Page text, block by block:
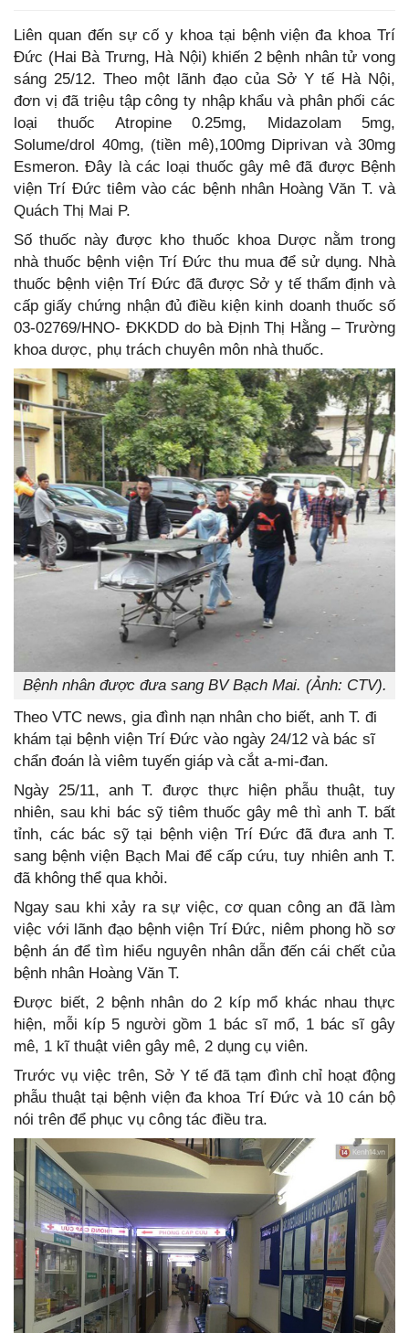
Liên quan đến sự cố y khoa tại bệnh viện đa khoa Trí
Đức (Hai Bà Trưng, Hà Nội) khiến 2 bệnh nhân tử vong
sáng 25/12. Theo một lãnh đạo của Sở Y tế Hà Nội,
đơn vị đã triệu tập công ty nhập khẩu và phân phối các
loại thuốc Atropine 0.25mg, Midazolam 5mg,
Solume/drol 40mg, (tiền mê),100mg Diprivan và 30mg
Esmeron. Đây là các loại thuốc gây mê đã được Bệnh
viện Trí Đức tiêm vào các bệnh nhân Hoàng Văn T. và
Quách Thị Mai P.
Số thuốc này được kho thuốc khoa Dược nằm trong
nhà thuốc bệnh viện Trí Đức thu mua để sử dụng. Nhà
thuốc bệnh viện Trí Đức đã được Sở y tế thẩm định và
cấp giấy chứng nhận đủ điều kiện kinh doanh thuốc số
03-02769/HNO- ĐKKDD do bà Định Thị Hằng – Trường
khoa dược, phụ trách chuyên môn nhà thuốc.
Bệnh nhân được đưa sang BV Bạch Mai. (Ảnh: CTV).
Theo VTC news, gia đình nạn nhân cho biết, anh T. đi
khám tại bệnh viện Trí Đức vào ngày 24/12 và bác sĩ
chẩn đoán là viêm tuyến giáp và cắt a-mi-đan.
Ngày 25/11, anh T. được thực hiện phẫu thuật, tuy
nhiên, sau khi bác sỹ tiêm thuốc gây mê thì anh T. bất
tỉnh, các bác sỹ tại bệnh viện Trí Đức đã đưa anh T.
sang bệnh viện Bạch Mai để cấp cứu, tuy nhiên anh T.
đã không thể qua khỏi.
Ngay sau khi xảy ra sự việc, cơ quan công an đã làm
việc với lãnh đạo bệnh viện Trí Đức, niêm phong hồ sơ
bệnh án để tìm hiểu nguyên nhân dẫn đến cái chết của
bệnh nhân Hoàng Văn T.
Được biết, 2 bệnh nhân do 2 kíp mổ khác nhau thực
hiện, mỗi kíp 5 người gồm 1 bác sĩ mổ, 1 bác sĩ gây
mê, 1 kĩ thuật viên gây mê, 2 dụng cụ viên.
Trước vụ việc trên, Sở Y tế đã tạm đình chỉ hoạt động
phẫu thuật tại bệnh viện đa khoa Trí Đức và 10 cán bộ
nói trên để phục vụ công tác điều tra.